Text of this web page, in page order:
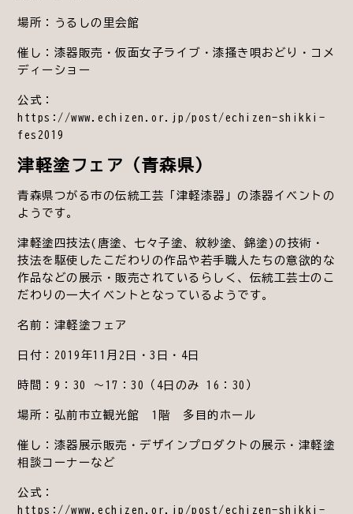
場所：うるしの里会館
催し：漆器販売・仮面女子ライブ・漆搔き唄おどり・コメ
ディーショー
公式：
https://www.echizen.or.jp/post/echizen-shikki-
fes2019
津軽塗フェア（青森県）
青森県つがる市の伝統工芸「津軽漆器」の漆器イベントの
ようです。
津軽塗四技法(唐塗、七々子塗、紋紗塗、錦塗)の技術・
技法を駆使したこだわりの作品や若手職人たちの意欲的な
作品などの展示・販売されているらしく、伝統工芸士のこ
だわりの一大イベントとなっているようです。
名前：津軽塗フェア
日付：2019年11月2日・3日・4日
時間：9：30 ～17：30（4日のみ 16：30）
場所：弘前市立観光館 1階 多目的ホール
催し：漆器展示販売・デザインプロダクトの展示・津軽塗
相談コーナーなど
公式：
https://www.echizen.or.jp/post/echizen-shikki-